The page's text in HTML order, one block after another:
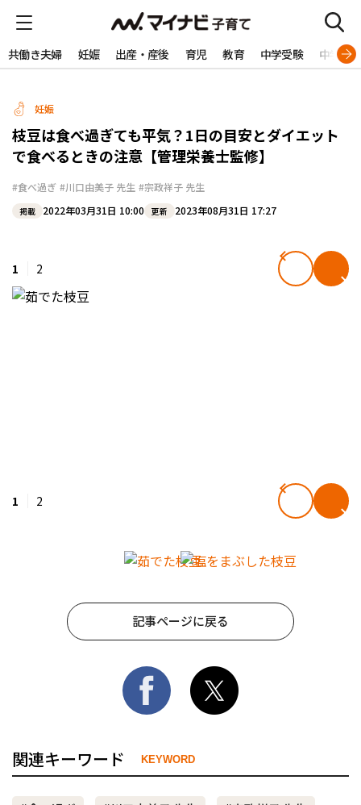
共働き夫婦 妊娠 出産・産後 育児 教育 中学受験 中学生
妊娠
枝豆は食べ過ぎても平気？1日の目安とダイエット
で食べるときの注意【管理栄養士監修】
#食べ過ぎ #川口由美子 先生 #宗政祥子 先生
掲載 2022年03月31日 10:00 更新 2023年08月31日 17:27
1 2
1 2
記事ページに戻る
関連キーワード KEYWORD